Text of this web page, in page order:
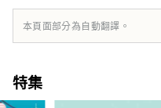
本頁面部分為自動翻譯。
特集